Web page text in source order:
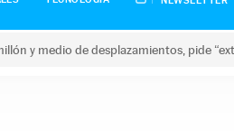
y medio de desplazamientos, pide